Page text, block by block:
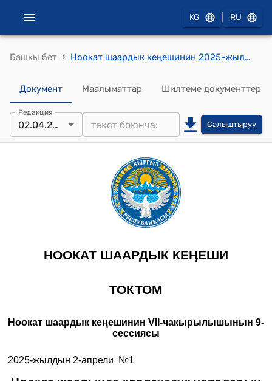
KG RU
Башкы бет › Ноокат шаардык кеңешинин 2025-жылдын 2-апрелиндеги № 1 Ноокат шаарында коопсуздук чараларын күчөтүү максатында “Бирдиктүү байкоо борборун ачуу” үчүн жергиликтүү бюджеттен 2024-жылдын бюджетинин үнөмдөлгөн акча каражатынын эсебинен акча каражатын ажыратып берүү жөнүндө токтому
Документ Маалыматтар Шилтеме документтер
Редакция
02.04.2025 Салыштыруу